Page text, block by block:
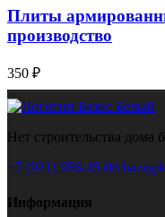
Плиты
производство
350 ₽
Нет строительства дома
+7 (921) 956-45-06
Информация